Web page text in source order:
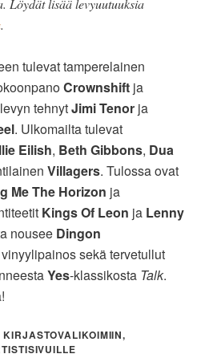
Löydät lisää levyuutuuksia
.
tulevat tamperelainen
Crownshift ja
tehnytJimi Tenor ja
. Ulkomailta tulevat
Eilish, Beth Gibbons, Dua
Villagers. Tulossa ovat
Me The Horizon ja
Kings Of Leon ja Lenny
nousee Dingon
sekä tervetullut
Yes-klassikosta Talk.